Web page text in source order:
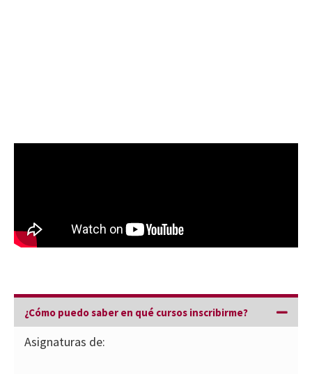
¿Cómo puedo saber en qué cursos inscribirme?
Asignaturas de: